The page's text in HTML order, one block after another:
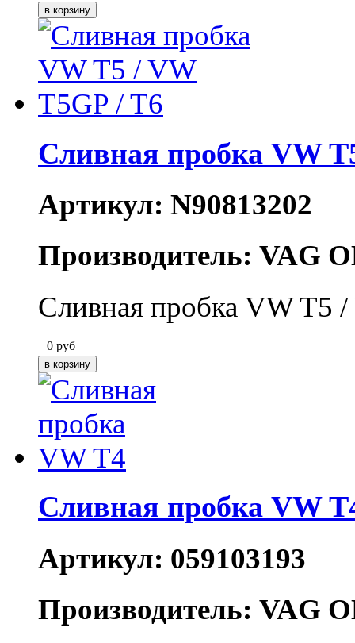
Сливная пробка VW
Артикул: N90813202
Производитель: VAG
Сливная пробка VW T5
0 руб
Сливная пробка VW
Артикул: 059103193
Производитель: VAG